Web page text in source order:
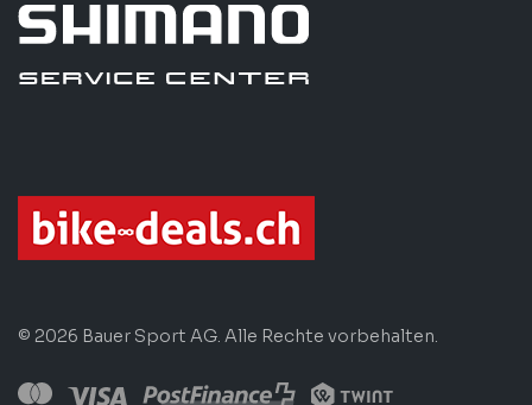
© 2026 Bauer Sport AG. Alle Rechte vorbehalten.